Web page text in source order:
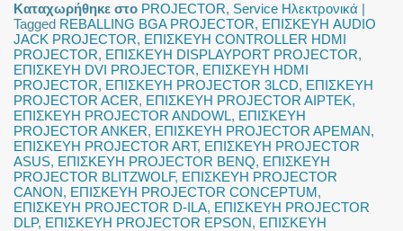
Καταχωρήθηκε στο PROJECTOR, Service Ηλεκτρονικά |
Tagged REBALLING BGA PROJECTOR, ΕΠΙΣΚΕΥΗ AUDIO
JACK PROJECTOR, ΕΠΙΣΚΕΥΗ CONTROLLER HDMI
PROJECTOR, ΕΠΙΣΚΕΥΗ DISPLAYPORT PROJECTOR,
ΕΠΙΣΚΕΥΗ DVI PROJECTOR, ΕΠΙΣΚΕΥΗ HDMI
PROJECTOR, ΕΠΙΣΚΕΥΗ PROJECTOR 3LCD, ΕΠΙΣΚΕΥΗ
PROJECTOR ACER, ΕΠΙΣΚΕΥΗ PROJECTOR AIPTEK,
ΕΠΙΣΚΕΥΗ PROJECTOR ANDOWL, ΕΠΙΣΚΕΥΗ
PROJECTOR ANKER, ΕΠΙΣΚΕΥΗ PROJECTOR APEMAN,
ΕΠΙΣΚΕΥΗ PROJECTOR ART, ΕΠΙΣΚΕΥΗ PROJECTOR
ASUS, ΕΠΙΣΚΕΥΗ PROJECTOR BENQ, ΕΠΙΣΚΕΥΗ
PROJECTOR BLITZWOLF, ΕΠΙΣΚΕΥΗ PROJECTOR
CANON, ΕΠΙΣΚΕΥΗ PROJECTOR CONCEPTUM,
ΕΠΙΣΚΕΥΗ PROJECTOR D-ILA, ΕΠΙΣΚΕΥΗ PROJECTOR
DLP, ΕΠΙΣΚΕΥΗ PROJECTOR EPSON, ΕΠΙΣΚΕΥΗ